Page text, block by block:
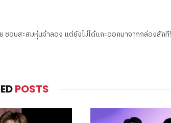
ชอบสะสมหุ่นจำลอง แต่ยังไม่ได้แกะออกมาจากกล่องสักที!
POSTS